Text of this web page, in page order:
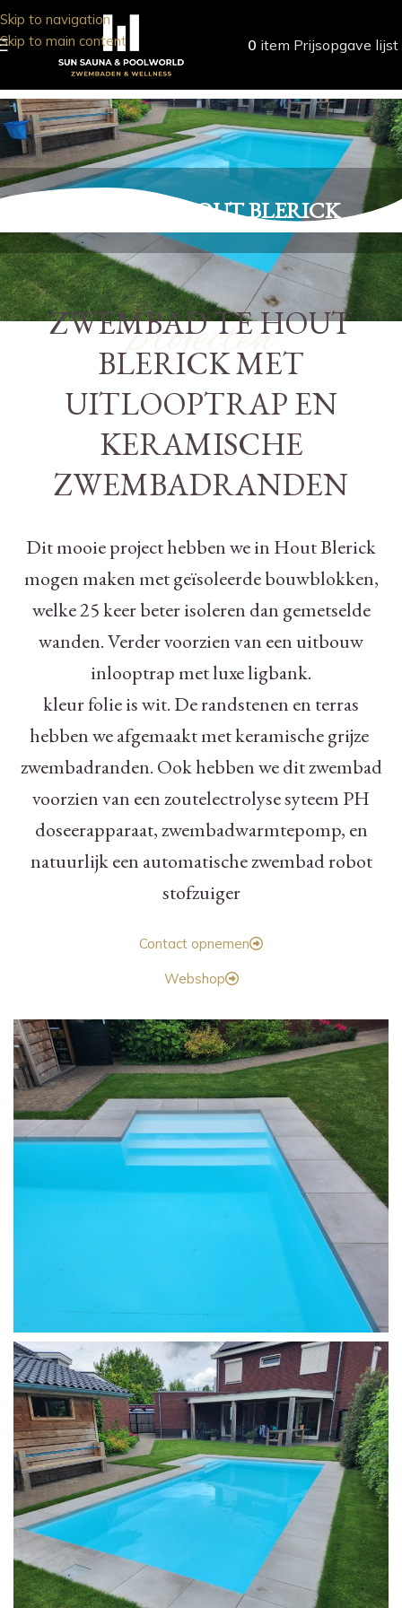
Skip to navigation
Skip to main content
0 item Prijsopgave lijst
ZWEMBAD HOUT BLERICK
projecten
ZWEMBAD TE HOUT
BLERICK MET
UITLOOPTRAP EN
KERAMISCHE
ZWEMBADRANDEN
Dit mooie project hebben we in Hout Blerick
mogen maken met geïsoleerde bouwblokken,
welke 25 keer beter isoleren dan gemetselde
wanden. Verder voorzien van een uitbouw
inlooptrap met luxe ligbank.
kleur folie is wit. De randstenen en terras
hebben we afgemaakt met keramische grijze
zwembadranden. Ook hebben we dit zwembad
voorzien van een zoutelectrolyse syteem PH
doseerapparaat, zwembadwarmtepomp, en
natuurlijk een automatische zwembad robot
stofzuiger
Contact opnemen
Webshop